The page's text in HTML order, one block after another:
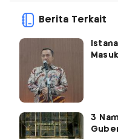
Berita Terkait
3